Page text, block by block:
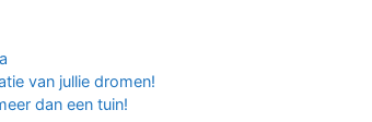
van jullie dromen!
dan een tuin!